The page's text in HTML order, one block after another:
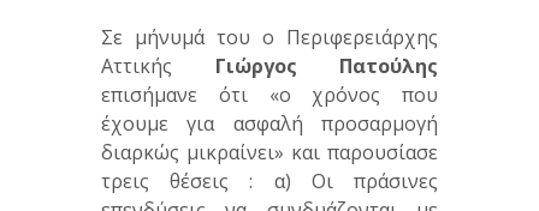
Σε μήνυμά του ο Περιφερειάρχης
Αττικής Γιώργος Πατούλης
επισήμανε ότι «ο χρόνος που
έχουμε για ασφαλή προσαρμογή
διαρκώς μικραίνει» και παρουσίασε
τρεις θέσεις : α) Οι πράσινες